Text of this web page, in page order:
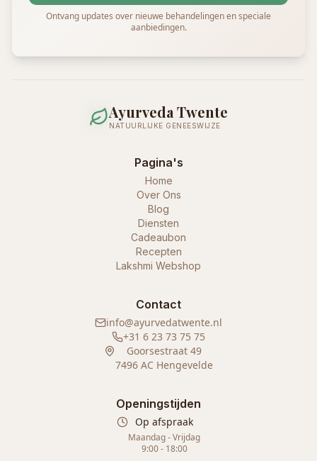
Ontvang updates over nieuwe behandelingen en speciale
aanbiedingen.
Ayurveda Twente
NATUURLIJKE GENEESWIJZE
Pagina's
Home
Over Ons
Blog
Diensten
Cadeaubon
Recepten
Lakshmi Webshop
Contact
info@ayurvedatwente.nl
+31 6 23 73 75 75
Goorsestraat 49
7496 AC Hengevelde
Openingstijden
Op afspraak
Maandag - Vrijdag
9:00 - 18:00